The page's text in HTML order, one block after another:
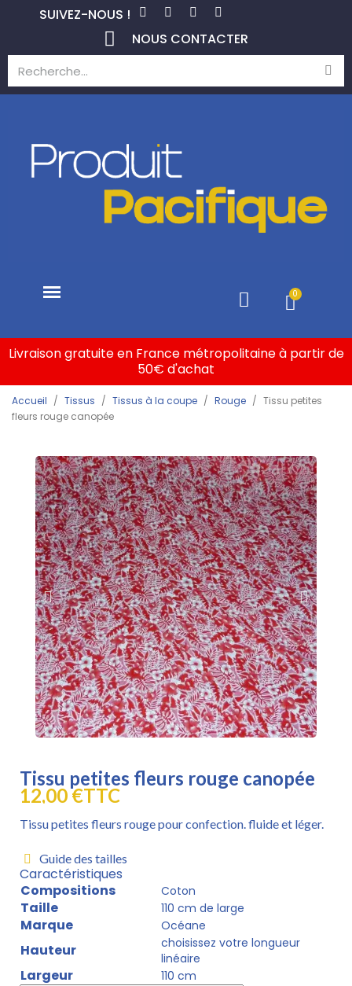
SUIVEZ-NOUS !
NOUS CONTACTER
Livraison gratuite en France métropolitaine à partir de
50€ d'achat
Accueil Tissus Tissus à la coupe Rouge
Tissu petites
fleurs rouge canopée
Tissu petites fleurs rouge canopée
12,00 €TTC
Tissu petites fleurs rouge pour confection. fluide et léger.
Guide des tailles
Caractéristiques
Compositions
Coton
Taille 110 cm de large
Marque Océane
Hauteur
choisissez votre longueur
linéaire
Largeur 110 cm